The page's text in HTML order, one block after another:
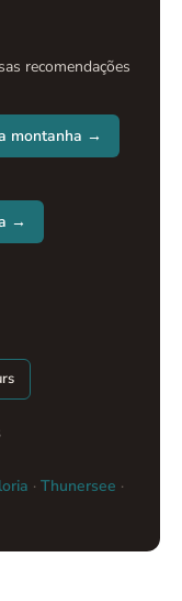
recomendações
montanha →
→
· Thunersee ·